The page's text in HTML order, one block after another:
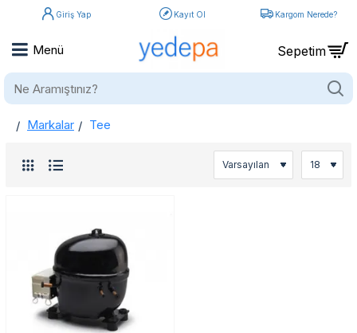
Giriş Yap Kayıt Ol Kargom Nerede?
Ne
home
Markalar Tee